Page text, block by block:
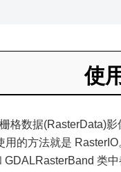
使
格数据(RasterData)影
用的方法就是 RasterIO
GDALRasterBand 类中